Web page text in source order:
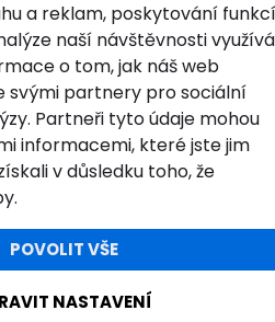
a reklam, poskytování funkcí
naší návštěvnosti
o tom, jak náš web
svými partnery pro sociální
Partneři tyto údaje mohou
informacemi, které jste jim
v důsledku toho, že
POVOLIT VŠE
NASTAVENÍ